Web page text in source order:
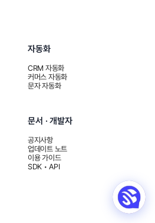
자동화
CRM 자동화
커머스 자동화
문자 자동화
문서 · 개발자
공지사항
업데이트 노트
이용 가이드
SDK • API